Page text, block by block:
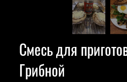
Смесь для
Грибной